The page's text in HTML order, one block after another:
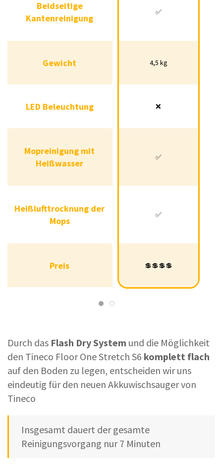
Beidseitige
Kantenreinigung
Gewicht 4,5 kg
LED Beleuchtung
Mopreinigung mit
Heißwasser
Heißlufttrocknung
der Mops
Preis 💲💲💲💲 💲💲💲
✅
4,5 kg
❌
✅
✅
💲💲💲💲
Beidseitige
Kantenreinigung
Gewicht
LED Beleuchtung
Mopreinigung mit
Heißwasser
Heißlufttrocknung der
Mops
Preis
Durch das Flash Dry System und die Möglichkeit
den Tineco Floor One Stretch S6 komplett flach
auf den Boden zu legen, entscheiden wir uns
eindeutig für den neuen Akkuwischsauger von
Tineco
Insgesamt dauert der gesamte
Reinigungsvorgang nur 7 Minuten